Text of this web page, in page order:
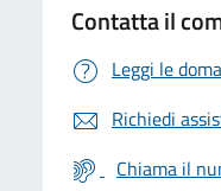
Contatta il
Leggi le
Richiedi
Chiama il